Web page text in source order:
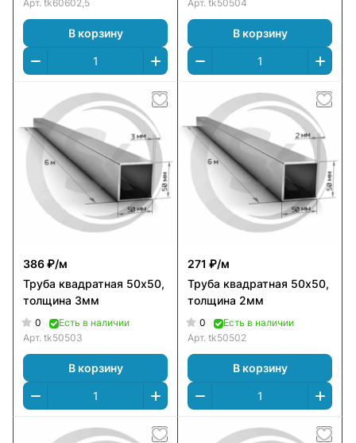
Арт. tk60602,5
В корзину
Арт. tk50504
В корзину
386 ₽/м
Труба квадратная 50х50,
толщина 3мм
0
Есть в наличии
Арт. tk50503
В корзину
271 ₽/м
Труба квадратная 50х50,
толщина 2мм
0
Есть в наличии
Арт. tk50502
В корзину